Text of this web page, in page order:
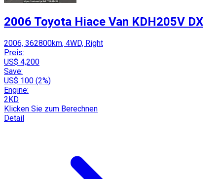
2006 Toyota Hiace Van KDH205V DX
2006, 362800km, 4WD, Right
Preis:
US$ 4,200
Save:
US$ 100 (2%)
Engine:
2KD
Klicken Sie zum Berechnen
Detail